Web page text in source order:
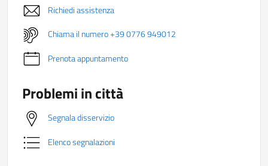
Richiedi assistenza
Chiama il numero +39 0776 949012
Prenota appuntamento
Problemi in città
Segnala disservizio
Elenco segnalazioni